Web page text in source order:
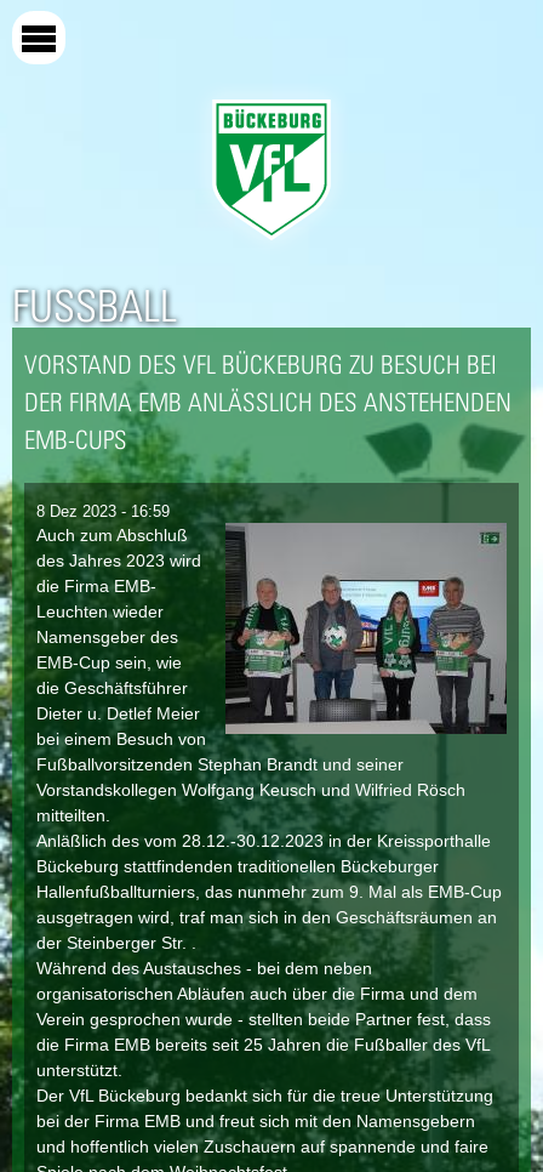
FUSSBALL
VORSTAND DES VFL BÜCKEBURG ZU BESUCH BEI
DER FIRMA EMB ANLÄSSLICH DES ANSTEHENDEN E
MB-CUPS
8 Dez 2023 - 16:59
Auch zum Abschluß
des Jahres 2023 wird
die Firma EMB-
Leuchten wieder
Namensgeber des
EMB-Cup sein, wie
die Geschäftsführer
Dieter u. Detlef Meier
bei einem Besuch von
Fußballvorsitzenden Stephan Brandt und seiner
Vorstandskollegen Wolfgang Keusch und Wilfried Rösch
mitteilten.
Anläßlich des vom 28.12.-30.12.2023 in der Kreissporthalle
Bückeburg stattfindenden traditionellen Bückeburger
Hallenfußballturniers, das nunmehr zum 9. Mal als EMB-Cup
ausgetragen wird, traf man sich in den Geschäftsräumen an
der Steinberger Str. .
Während des Austausches - bei dem neben
organisatorischen Abläufen auch über die Firma und dem
Verein gesprochen wurde - stellten beide Partner fest, dass
die Firma EMB bereits seit 25 Jahren die Fußballer des VfL
unterstützt.
Der VfL Bückeburg bedankt sich für die treue Unterstützung
bei der Firma EMB und freut sich mit den Namensgebern
und hoffentlich vielen Zuschauern auf spannende und faire